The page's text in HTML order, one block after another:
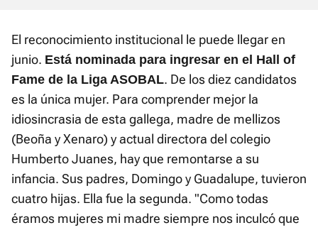
El reconocimiento institucional le puede llegar en
junio. Está nominada para ingresar en el Hall of
Fame de la Liga ASOBAL. De los diez candidatos
es la única mujer. Para comprender mejor la
idiosincrasia de esta gallega, madre de mellizos
(Beoña y Xenaro) y actual directora del colegio
Humberto Juanes, hay que remontarse a su
infancia. Sus padres, Domingo y Guadalupe, tuvieron
cuatro hijas. Ella fue la segunda. "Como todas
éramos mujeres mi madre siempre nos inculcó que